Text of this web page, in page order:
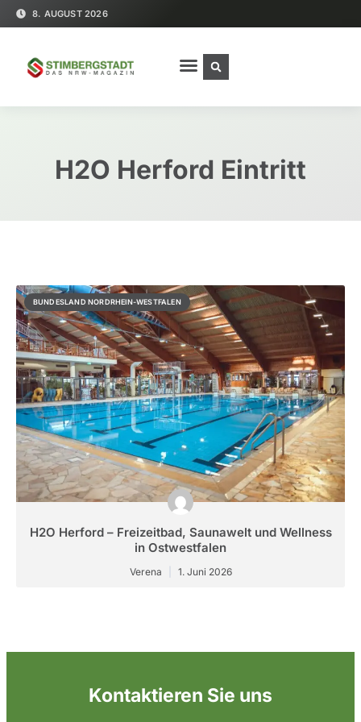
8. AUGUST 2026
H2O Herford Eintritt
BUNDESLAND NORDRHEIN-WESTFALEN
H2O Herford – Freizeitbad, Saunawelt und Wellness
in Ostwestfalen
Verena 1. Juni 2026
Kontaktieren Sie uns